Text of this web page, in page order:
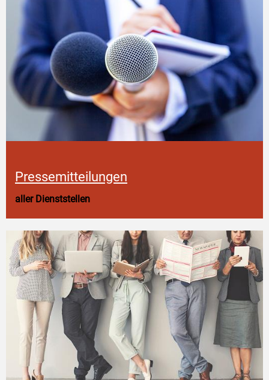
Pressemitteilungen
aller Dienststellen